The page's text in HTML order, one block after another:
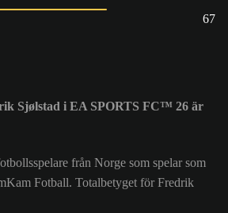
67
Sjølstad i EA SPORTS FC™ 26 är
från Norge som spelar som
Fotball. Totalbetyget för Fredrik